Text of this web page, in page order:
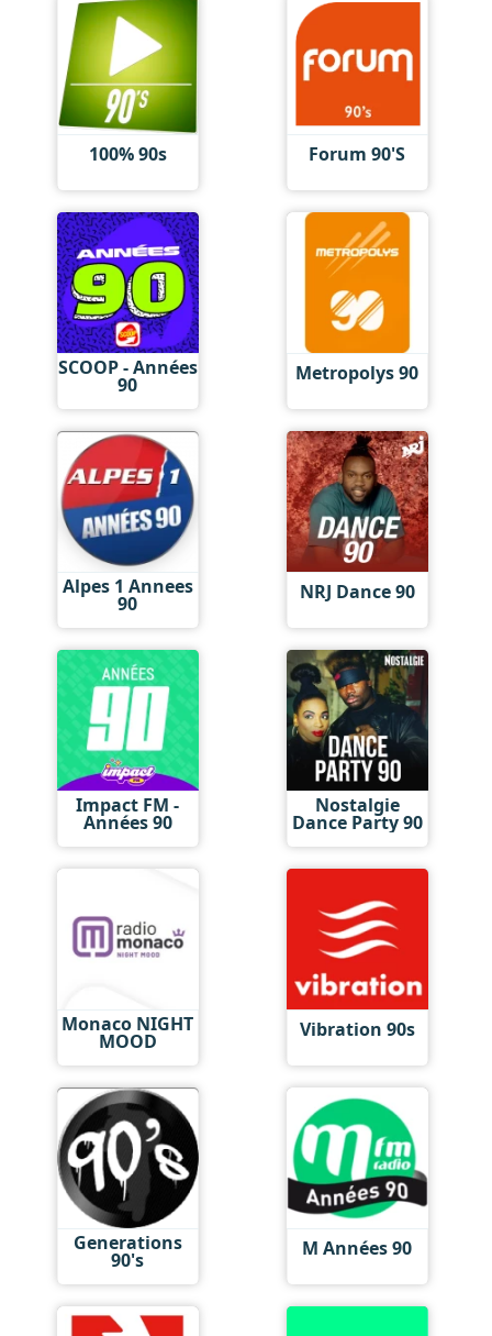
100% 90s Forum 90'S
SCOOP - Années
90 Metropolys 90
Alpes 1 Annees
90 NRJ Dance 90
Impact FM -
Années 90
Nostalgie
Dance Party 90
Monaco NIGHT
MOOD Vibration 90s
Generations
90's M Années 90